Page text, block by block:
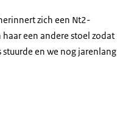
zich een Nt2-
een andere stoel zodat
en we nog jarenlang